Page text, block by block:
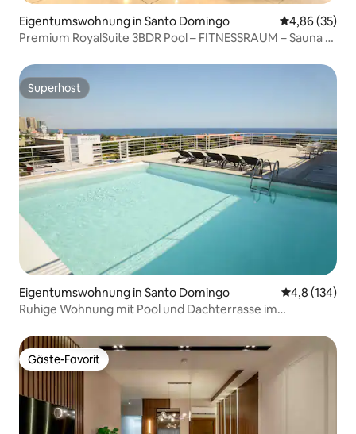
Eigentumswohnung in Santo Domingo
4,86 (35)
Premium RoyalSuite 3BDR Pool – FITNESSRAUM – Sauna –
Superhost
Superhost
Eigentumswohnung in Santo Domingo
4,8 (134)
Ruhige Wohnung mit Pool und Dachterrasse im
Gäste-Favorit
Gäste-Favorit